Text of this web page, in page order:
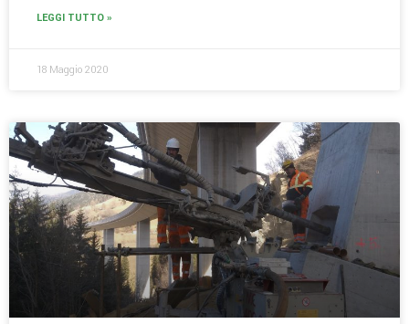
LEGGI TUTTO »
18 Maggio 2020